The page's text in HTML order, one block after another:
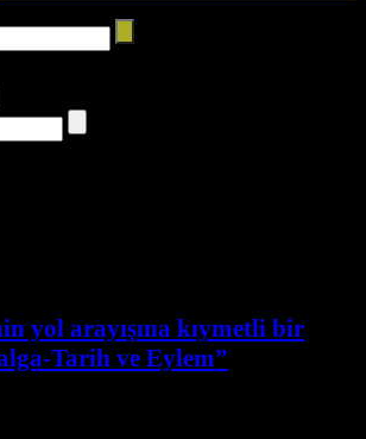
yol arayışına kıymetli bir
Tarih ve Eylem”